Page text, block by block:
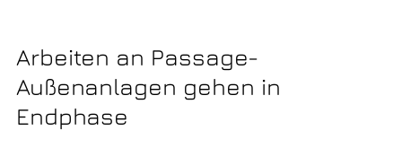
Arbeiten an Passage-
Außenanlagen gehen in
Endphase